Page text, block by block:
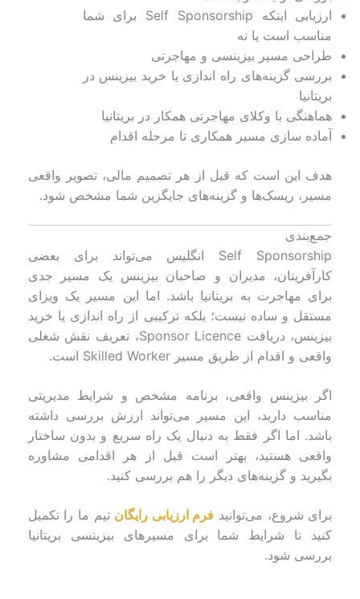
ارزیابی اینکه Self Sponsorship برای شما
مناسب است یا نه
طراحی مسیر بیزینسی و مهاجرتی
بررسی گزینه‌های راه اندازی یا خرید بیزینس در
بریتانیا
هماهنگی با وکلای مهاجرتی همکار در بریتانیا
آماده سازی مسیر همکاری تا مرحله اقدام
هدف این است که قبل از هر تصمیم مالی، تصویر واقعی
مسیر، ریسک‌ها و گزینه‌های جایگزین شما مشخص شود.
جمع‌بندی
Self Sponsorship انگلیس می‌تواند برای بعضی
کارآفرینان، مدیران و صاحبان بیزینس یک مسیر جدی
برای مهاجرت به بریتانیا باشد. اما این مسیر یک ویزای
مستقل و ساده نیست؛ بلکه ترکیبی از راه اندازی یا خرید
بیزینس، دریافت Sponsor Licence، تعریف نقش شغلی
واقعی و اقدام از طریق مسیر Skilled Worker است.
اگر بیزینس واقعی، برنامه مشخص و شرایط مدیریتی
مناسب دارید، این مسیر می‌تواند ارزش بررسی داشته
باشد. اما اگر فقط به دنبال یک راه سریع و بدون ساختار
واقعی هستید، بهتر است قبل از هر اقدامی مشاوره
بگیرید و گزینه‌های دیگر را هم بررسی کنید.
برای شروع، می‌توانید فرم ارزیابی رایگان تیم ما را تکمیل
کنید تا شرایط شما برای مسیرهای بیزینسی بریتانیا
بررسی شود.